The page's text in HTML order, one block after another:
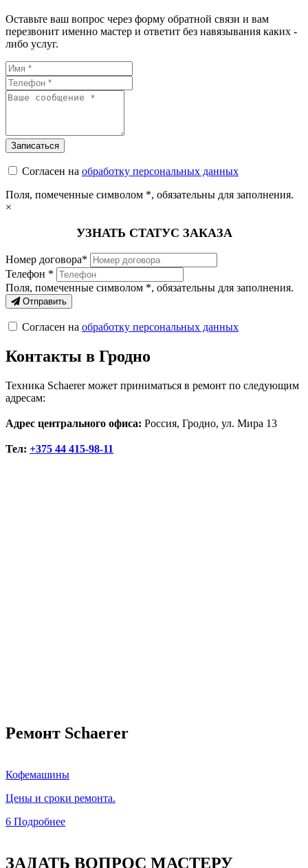
Оставьте ваш вопрос через форму обратной связи и вам
перезвонит именно мастер и ответит без навязывания каких -
либо услуг.
Согласен на обработку персональных данных
Поля, помеченные символом *, обязательны для заполнения.
×
УЗНАТЬ СТАТУС ЗАКАЗА
Номер договора*
Телефон *
Поля, помеченные символом *, обязательны для заполнения.
Отправить
Согласен на обработку персональных данных
Контакты в Гродно
Техника Schaerer может приниматься в ремонт по следующим
адресам:
Адрес центрального офиса: Россия, Гродно, ул. Мира 13
Тел: +375 44 415-98-11
Ремонт Schaerer
Кофемашины
Цены и сроки ремонта.
6 Подробнее
ЗАДАТЬ ВОПРОС МАСТЕРУ